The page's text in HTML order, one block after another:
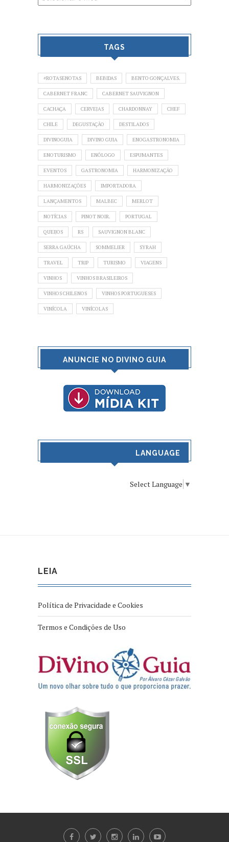
TAGS
#ROTASENOTAS BEBIDAS BENTO GONÇALVES.
CABERNET FRANC CABERNET SAUVIGNON
CACHAÇA CERVEJAS CHARDONNAY CHEF
CHILE DEGUSTAÇÃO DESTILADOS
DIVINOGUIA DIVINO GUIA ENOGASTRONOMIA
ENOTURISMO ENÓLOGO ESPUMANTES
EVENTOS GASTRONOMIA HARMONIZAÇÃO
HARMONIZAÇÕES IMPORTADORA
LANÇAMENTOS MALBEC MERLOT
NOTÍCIAS PINOT NOIR. PORTUGAL
QUEIJOS RS SAUVIGNON BLANC
SERRA GAÚCHA SOMMELIER SYRAH
TRAVEL TRIP TURISMO VIAGENS
VINHOS VINHOS BRASILEIROS
VINHOS CHILENOS VINHOS PORTUGUESES
VINÍCOLA VINÍCOLAS
ANUNCIE NO DIVINO GUIA
LANGUAGE
Select Language ▼
LEIA
Política de Privacidade e Cookies
Termos e Condições de Uso